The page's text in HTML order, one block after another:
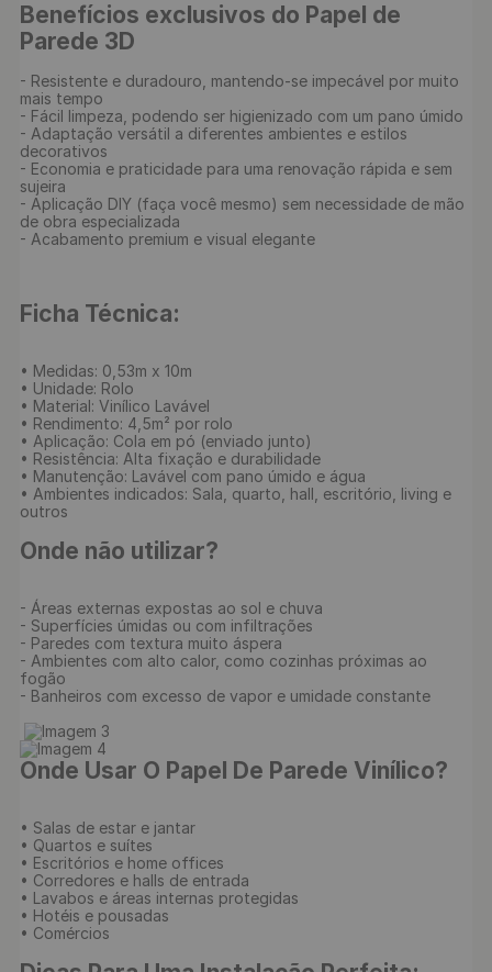
Benefícios exclusivos do Papel de
Parede 3D
- Resistente e duradouro, mantendo-se impecável por muito
mais tempo
- Fácil limpeza, podendo ser higienizado com um pano úmido
- Adaptação versátil a diferentes ambientes e estilos
decorativos
- Economia e praticidade para uma renovação rápida e sem
sujeira
- Aplicação DIY (faça você mesmo) sem necessidade de mão
de obra especializada
- Acabamento premium e visual elegante
Ficha Técnica:
• Medidas: 0,53m x 10m
• Unidade: Rolo
• Material: Vinílico Lavável
• Rendimento: 4,5m² por rolo
• Aplicação: Cola em pó (enviado junto)
• Resistência: Alta fixação e durabilidade
• Manutenção: Lavável com pano úmido e água
• Ambientes indicados: Sala, quarto, hall, escritório, living e
outros
Onde não utilizar?
- Áreas externas expostas ao sol e chuva
- Superfícies úmidas ou com infiltrações
- Paredes com textura muito áspera
- Ambientes com alto calor, como cozinhas próximas ao
fogão
- Banheiros com excesso de vapor e umidade constante
Onde Usar O Papel De Parede Vinílico?
• Salas de estar e jantar
• Quartos e suítes
• Escritórios e home offices
• Corredores e halls de entrada
• Lavabos e áreas internas protegidas
• Hotéis e pousadas
• Comércios